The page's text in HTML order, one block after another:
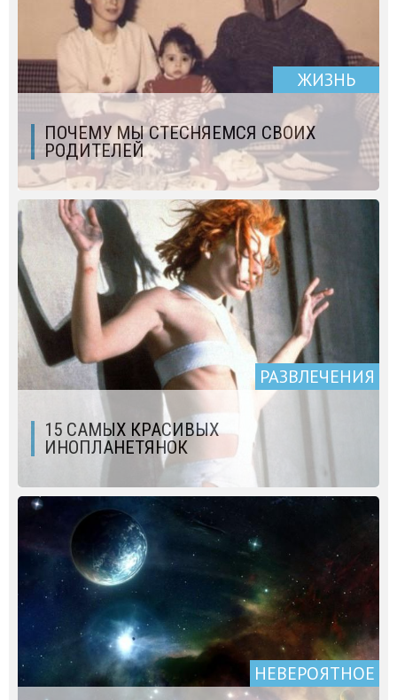
ЖИЗНЬ
ПОЧЕМУ МЫ СТЕСНЯЕМСЯ СВОИХ
РОДИТЕЛЕЙ
РАЗВЛЕЧЕНИЯ
15 САМЫХ КРАСИВЫХ
ИНОПЛАНЕТЯНОК
НЕВЕРОЯТНОЕ